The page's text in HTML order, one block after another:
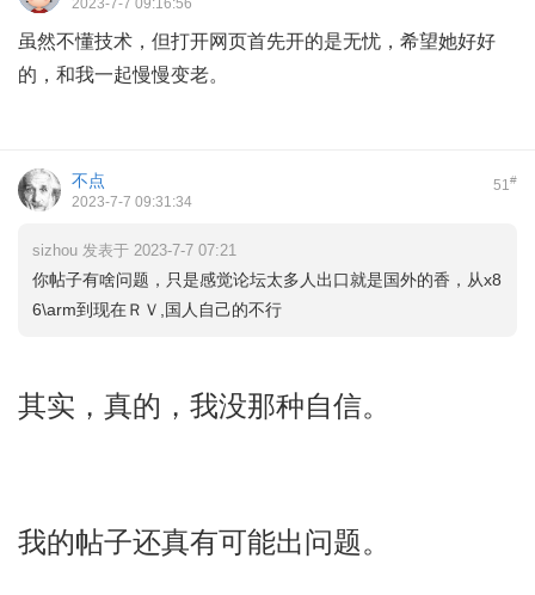
2023-7-7 09:16:56
虽然不懂技术，但打开网页首先开的是无忧，希望她好好
的，和我一起慢慢变老。
51#
不点
2023-7-7 09:31:34
sizhou 发表于 2023-7-7 07:21
你帖子有啥问题，只是感觉论坛太多人出口就是国外的香，从x8
6\arm到现在ＲＶ,国人自己的不行
其实，真的，我没那种自信。
我的帖子还真有可能出问题。